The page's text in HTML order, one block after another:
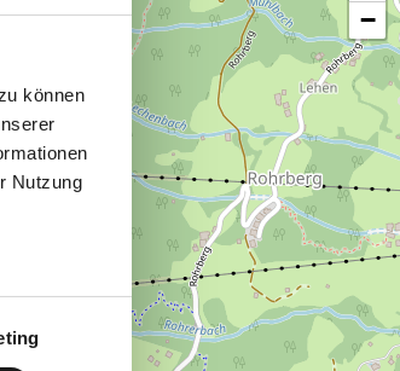
können
Nutzung
−